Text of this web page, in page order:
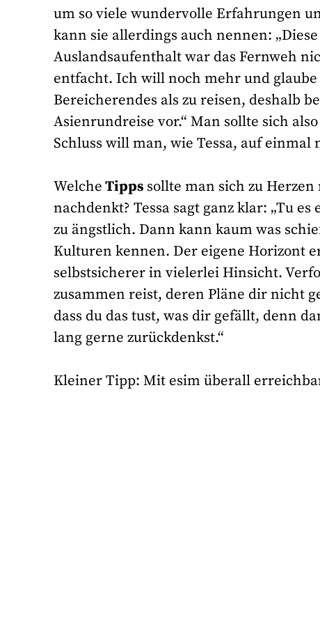
um so viele wundervolle Erfahrungen
kann sie allerdings auch nennen:
Auslandsaufenthalt war das Fernweh
entfacht. Ich will noch mehr und
Bereicherendes als zu reisen, deshalb
Asienrundreise vor.“ Man sollte sich
Schluss will man, wie Tessa, auf
WelcheTipps sollte man sich zu
nachdenkt? Tessa sagt ganz klar: „Tu
zu ängstlich. Dann kann kaum was
Kulturen kennen. Der eigene Horizont
selbstsicherer in vielerlei Hinsicht.
zusammen reist, deren Pläne dir nicht
dass du das tust, was dir gefällt, denn
lang gerne zurückdenkst.“
Kleiner Tipp: Mit esim überall